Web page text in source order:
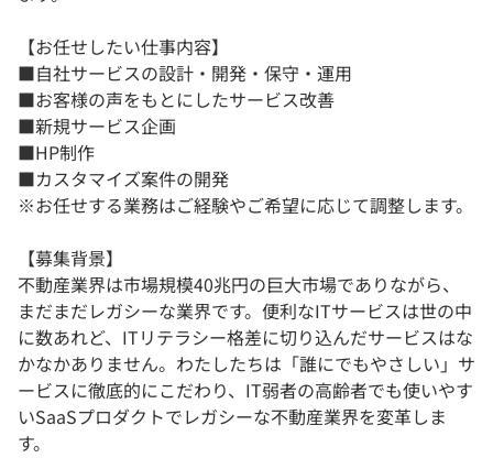
【お任せしたい仕事内容】
■自社サービスの設計・開発・保守・運用
■お客様の声をもとにしたサービス改善
■新規サービス企画
■HP制作
■カスタマイズ案件の開発
※お任せする業務はご経験やご希望に応じて調整します。
【募集背景】
不動産業界は市場規模40兆円の巨大市場でありながら、
まだまだレガシーな業界です。便利なITサービスは世の中
に数あれど、ITリテラシー格差に切り込んだサービスはな
かなかありません。わたしたちは「誰にでもやさしい」サ
ービスに徹底的にこだわり、IT弱者の高齢者でも使いやす
いSaaSプロダクトでレガシーな不動産業界を変革しま
す。